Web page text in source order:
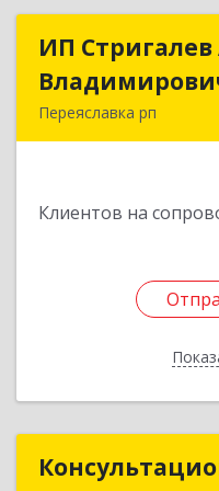
ИП Стригалев
Переяславка рп
Клиентов на
ИП